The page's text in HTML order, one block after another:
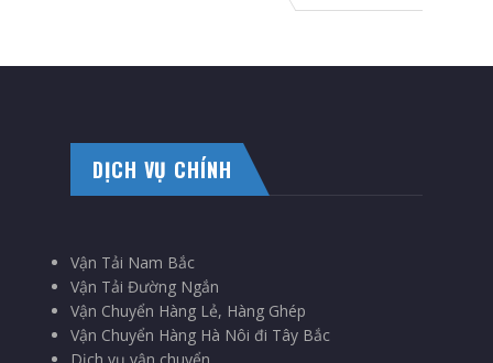
DỊCH VỤ CHÍNH
Vận Tải Nam Bắc
Vận Tải Đường Ngắn
Vận Chuyển Hàng Lẻ, Hàng Ghép
Vận Chuyển Hàng Hà Nôi đi Tây Bắc